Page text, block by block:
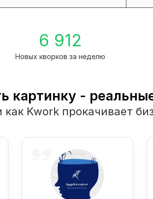
6 912
Новых кворков за неделю
картинку -
как Kwork прокачивает